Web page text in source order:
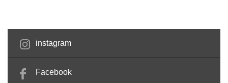
instagram
Facebook